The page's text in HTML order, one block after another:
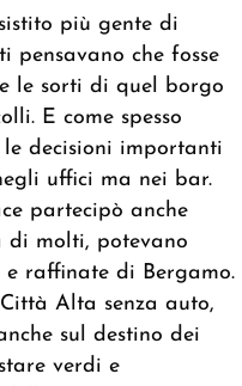
più gente di
pensavano che fosse
le sorti di quel borgo
E come spesso
le decisioni importanti
uffici ma nei bar.
partecipò anche
di molti, potevano
raffinate di Bergamo.
Alta senza auto,
sul destino dei
verdi e